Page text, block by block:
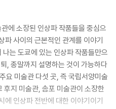
관에 소장된 인상파 작품들을 중심으
파 사이의 근본적인 관계를 이야기
는 도쿄에 있는 인상파 작품들만으
, 종말까지 설명하는 것이 가능하다
요 미술관 다섯 곳, 즉 국립서양미술
후지 미술관, 솜포 미술관이 소장한
에 인상파 전반에 대한 이야기이기